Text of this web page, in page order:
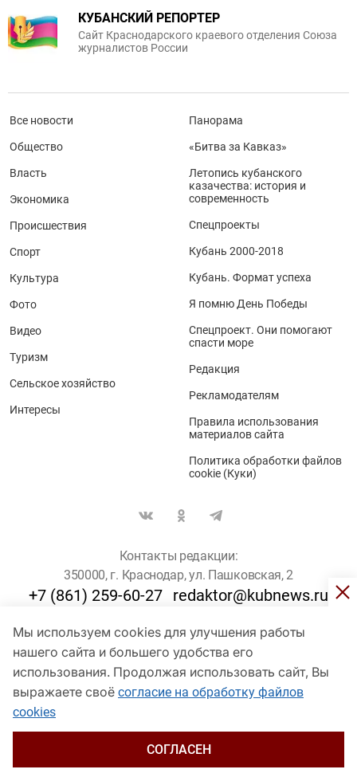
Мы используем cookies для улучшения работы
нашего сайта и большего удобства его
использования. Продолжая использовать сайт, Вы
выражаете своё согласие на обработку файлов
cookies
СОГЛАСЕН
КУБАНСКИЙ РЕПОРТЕР
Сайт Краснодарского краевого отделения Союза
журналистов России
Все новости
Общество
Власть
Экономика
Происшествия
Спорт
Культура
Фото
Видео
Туризм
Сельское хозяйство
Интересы
Панорама
«Битва за Кавказ»
Летопись кубанского
казачества: история и
современность
Спецпроекты
Кубань 2000-2018
Кубань. Формат успеха
Я помню День Победы
Спецпроект. Они помогают
спасти море
Редакция
Рекламодателям
Правила использования
материалов сайта
Политика обработки файлов
cookie (Куки)
Контакты редакции:
350000, г. Краснодар, ул. Пашковская, 2
+7 (861) 259-60-27 redaktor@kubnews.ru
Для пользователей старше 16 лет
© Кубанские Новости, 2017
Сетевое издание «kubnews» зарегистрировано Федеральной
службой по надзору в сфере связи, информационных технологий
и массовых коммуникаций (Роскомнадзор). Регистрационный
Пашковская, 2). Главный редактор – Филиппов О. Ю.